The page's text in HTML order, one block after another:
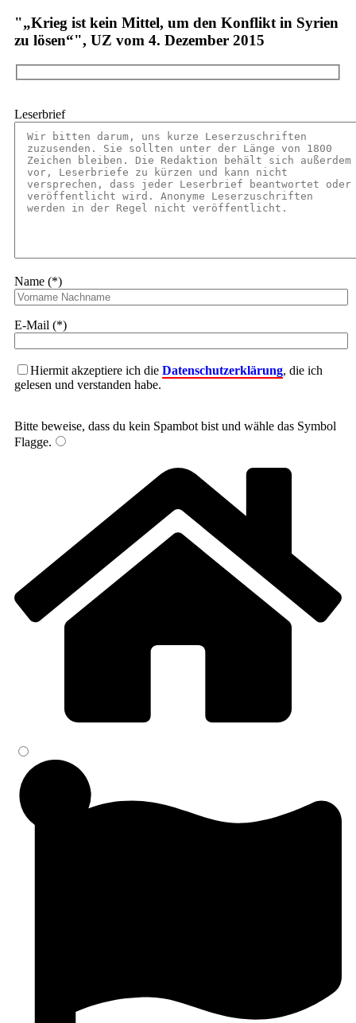
"„Krieg ist kein Mittel, um den Konflikt in Syrien
zu lösen“", UZ vom 4. Dezember 2015
Leserbrief
Name (*)
E-Mail (*)
Hiermit akzeptiere ich die Datenschutzerklärung, die ich
gelesen und verstanden habe.
Bitte beweise, dass du kein Spambot bist und wähle das Symbol
Flagge.